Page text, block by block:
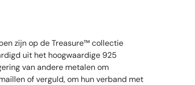
zijn op de Treasure™ collectie
uit het hoogwaardige 925
van andere metalen om
of verguld, om hun verband met